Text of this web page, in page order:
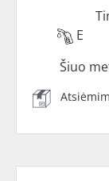
E
Šiuo